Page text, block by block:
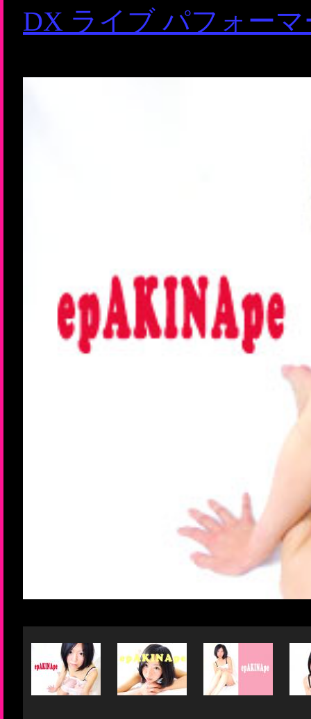
DX ライブ パフォー